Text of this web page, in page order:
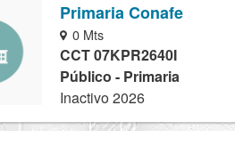
Primaria Conafe
0 Mts
CCT 07KPR2640I
Público - Primaria
Inactivo 2026